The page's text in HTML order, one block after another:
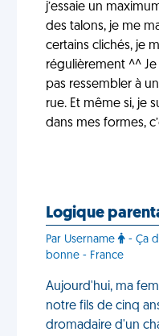
j’essaie un
des talons, je me
certains clichés, je
régulièrement ^^
pas ressembler à
rue. Et même si, je
dans mes formes,
Logique
Par Username
- Ça
bonne - France
Aujourd'hui, ma
notre fils de cinq
dromadaire d'un